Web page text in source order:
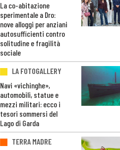
La co-abitazione
sperimentale a Dro:
nove alloggi per anziani
autosufficienti contro
solitudine e fragilità
sociale
LA FOTOGALLERY
Navi «vichinghe»,
automobili, statue e
mezzi militari: ecco i
tesori sommersi del
Lago di Garda
TERRA MADRE